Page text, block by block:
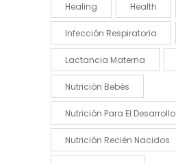
Healing Health
Infección Respiratoria
Lactancia Materna
Nutrición Bebés
Nutrición Para El Desarrollo
Nutrición Recién Nacidos